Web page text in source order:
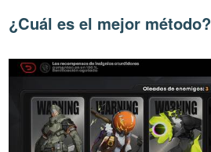
¿Cuál es el mejor método?